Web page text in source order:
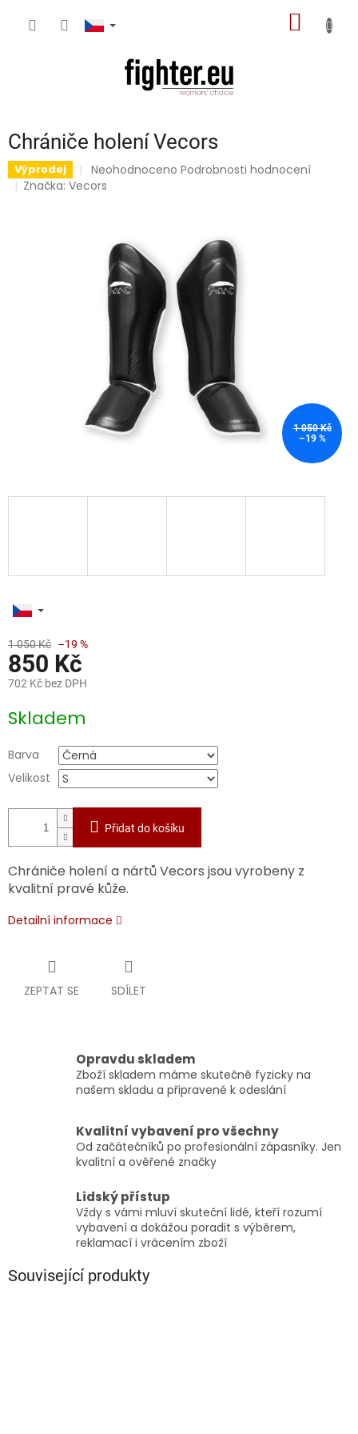
Chrániče holení Vecors
Výprodej
Průměrné
hodnocení
hvězdiček.
Neohodnoceno Podrobnosti hodnocení
Značka:Vecors
1 050 Kč
–19 %
1 050 Kč –19 %
850 Kč
702 Kč bez DPH
cena:
Skladem
Barva
Velikost
Přidat do košíku
Chrániče holení a nártů Vecors jsou vyrobeny z
kvalitní pravé kůže.
Detailní informace
ZEPTAT SE SDÍLET
Opravdu skladem
Zboží skladem máme skutečně fyzicky na
našem skladu a připravené k odeslání
Kvalitní vybavení pro všechny
Od začátečníků po profesionální zápasníky. Jen
kvalitní a ověřené značky
Lidský přístup
Vždy s vámi mluví skuteční lidé, kteří rozumí
vybavení a dokážou poradit s výběrem,
reklamací i vrácením zboží
Související produkty